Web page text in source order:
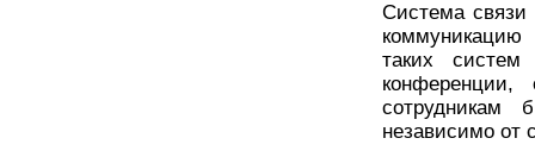
Система
коммуникацию
таких систем
сотрудникам
независимо от